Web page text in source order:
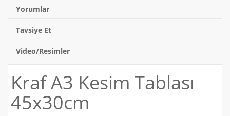
Yorumlar
Tavsiye Et
Video/Resimler
Kraf A3 Kesim Tablası
45x30cm